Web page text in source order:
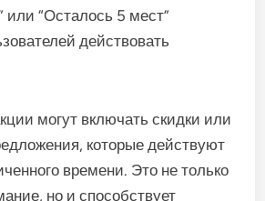
или “Осталось 5 мест”
действовать
могут включать скидки или
которые действуют
времени. Это не только
но и способствует